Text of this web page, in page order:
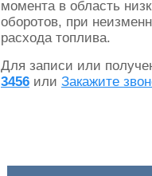
момента в область
оборотов, при
расхода топлива.
Для записи или
3456 или Закажите